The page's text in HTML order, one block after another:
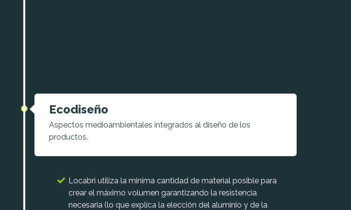
Ecodiseño
Aspectos medioambientales integrados al diseño de los
productos.
Locabri utiliza la minima cantidad de material posible para
crear el máximo volumen garantizando la resistencia
necesaria (lo que explica la elección del aluminio y de la